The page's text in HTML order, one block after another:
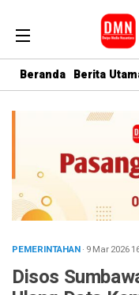
Beranda Berita
PEMERINTAHAN· 9 Mar 2026
Disos